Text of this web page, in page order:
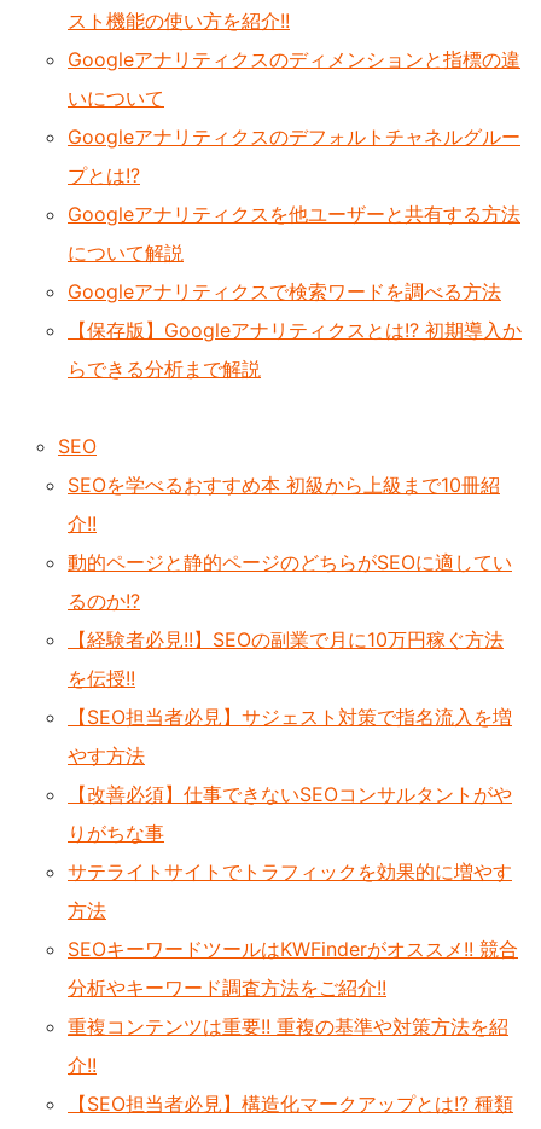
スト機能の使い方を紹介!!
Googleアナリティクスのディメンションと指標の違
いについて
Googleアナリティクスのデフォルトチャネルグルー
プとは!?
Googleアナリティクスを他ユーザーと共有する方法
について解説
Googleアナリティクスで検索ワードを調べる方法
【保存版】Googleアナリティクスとは!? 初期導入か
らできる分析まで解説
SEO
SEOを学べるおすすめ本 初級から上級まで10冊紹
介!!
動的ページと静的ページのどちらがSEOに適してい
るのか!?
【経験者必見!!】SEOの副業で月に10万円稼ぐ方法
を伝授!!
【SEO担当者必見】サジェスト対策で指名流入を増
やす方法
【改善必須】仕事できないSEOコンサルタントがや
りがちな事
サテライトサイトでトラフィックを効果的に増やす
方法
SEOキーワードツールはKWFinderがオススメ!! 競合
分析やキーワード調査方法をご紹介!!
重複コンテンツは重要!! 重複の基準や対策方法を紹
介!!
【SEO担当者必見】構造化マークアップとは!? 種類